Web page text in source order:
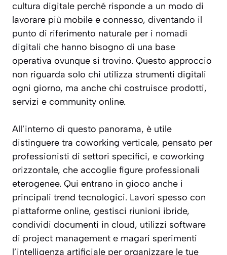
cultura digitale perché risponde a un modo di
lavorare più mobile e connesso, diventando il
punto di riferimento naturale per i nomadi
digitali che hanno bisogno di una base
operativa ovunque si trovino. Questo approccio
non riguarda solo chi utilizza strumenti digitali
ogni giorno, ma anche chi costruisce prodotti,
servizi e community online.
All’interno di questo panorama, è utile
distinguere tra coworking verticale, pensato per
professionisti di settori specifici, e coworking
orizzontale, che accoglie figure professionali
eterogenee. Qui entrano in gioco anche i
principali trend tecnologici. Lavori spesso con
piattaforme online, gestisci riunioni ibride,
condividi documenti in cloud, utilizzi software
di project management e magari sperimenti
l’intelligenza artificiale per organizzare le tue